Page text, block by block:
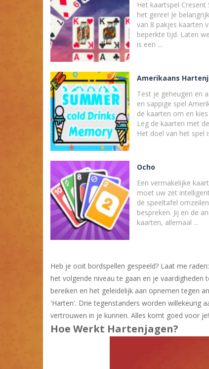
Het kaartspel
het genre! Je
van 8 pakjes kaarten
beperkte tijd. Laten
is een ...
Amerikaans
Test je geheugen en
en sappige spel
de kaarten om en
Leg de kaarten met
Het doel van het spel
Ocho
Een vermakelijke
moet uw zet
de speeltafel
bespreken. Jij en de
kaarten, allemaal ...
Heb je ooit bordspellen gespeeld? Laat me
het volgende niveau te gaan en je
bereiken en het geleidelijk aan opnemen tegen
'Harten'. Drie tegenstanders worden willekeurig
vertrouwen in je kunnen. Alles komt goed voor je!
Hoe Werkt Hartenjagen?